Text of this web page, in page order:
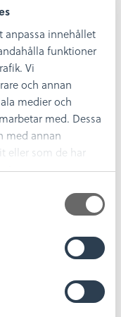
anpassa innehållet
funktioner
Vi
och annan
medier och
med. Dessa
med annan
eller som de har
podcast
85 21. Märk gärna
på!